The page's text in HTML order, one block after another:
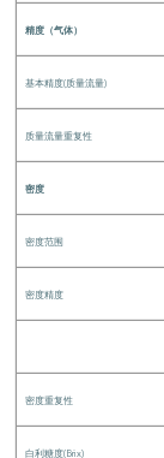
精度（气体）
基本精度(质量流量)
质量流量重复性
密度
密度范围
密度精度
密度重复性
白利糖度(Brix)